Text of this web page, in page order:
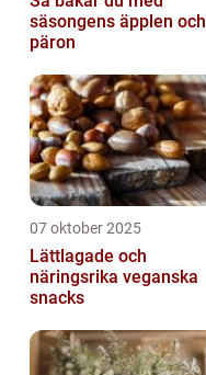
säsongens äpplen och
päron
07 oktober 2025
Lättlagade och
näringsrika veganska
snacks